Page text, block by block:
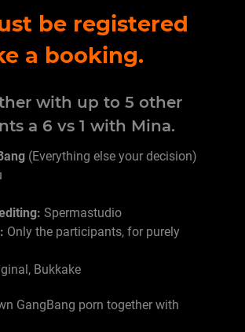
be registered
a booking.
with up to 5 other
a 6 vs 1 with Mina.
(Everything else your decision)
Spermastudio
Only the participants, for purely
Bukkake
GangBang porn together with